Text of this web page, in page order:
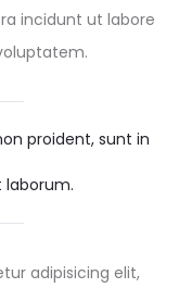
incidunt ut labore
proident, sunt in
laborum.
adipisicing elit,